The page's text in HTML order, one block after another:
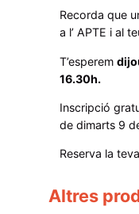
r
o
e
P
A
P
2
Recorda que
a l’ APTE i al
T’esperem
16.30h.
Inscripció
de dimarts 9
Reserva la
Altres